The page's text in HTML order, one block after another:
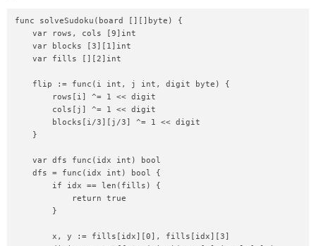
    }
begin_time);
        if (test(i)) {
begin_time);
func solveSudoku(board [][]byte) {